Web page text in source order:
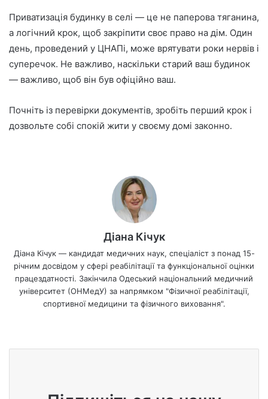
Приватизація будинку в селі — це не паперова тяганина,
а логічний крок, щоб закріпити своє право на дім. Один
день, проведений у ЦНАПі, може врятувати роки нервів і
суперечок. Не важливо, наскільки старий ваш будинок
— важливо, щоб він був офіційно ваш.
Почніть із перевірки документів, зробіть перший крок і
дозвольте собі спокій жити у своєму домі законно.
Діана Кічук
Діана Кічук — кандидат медичних наук, спеціаліст з понад 15-
річним досвідом у сфері реабілітації та функціональної оцінки
працездатності. Закінчила Одеський національний медичний
університет (ОНМедУ) за напрямком "Фізичної реабілітації,
спортивної медицини та фізичного виховання".
te